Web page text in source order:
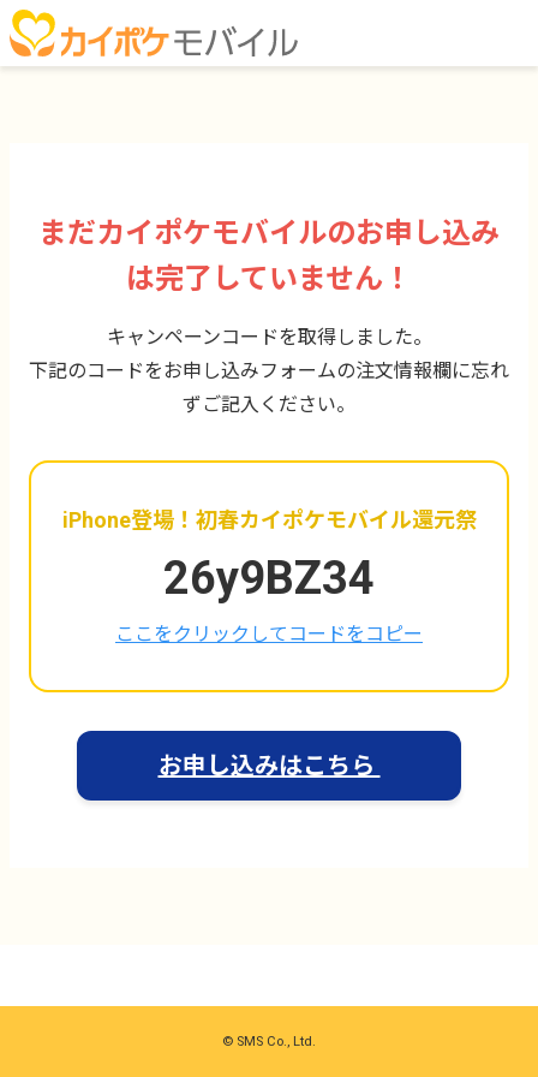
まだカイポケモバイルのお申し込み
は完了していません！
キャンペーンコードを取得しました。
下記のコードをお申し込みフォームの注文情報欄に忘れ
ずご記入ください。
iPhone登場！初春カイポケモバイル還元祭
26y9BZ34
ここをクリックしてコードをコピー
お申し込みはこちら
© SMS Co., Ltd.